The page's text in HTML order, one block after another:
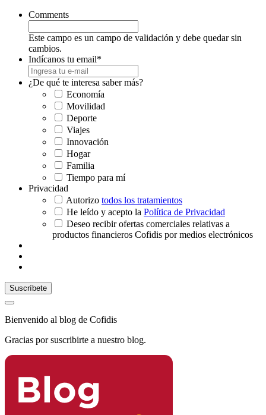
Comments
Este campo es un campo de validación y debe quedar sin
cambios.
Indícanos tu email*
¿De qué te interesa saber más?
Economía
Movilidad
Deporte
Viajes
Innovación
Hogar
Familia
Tiempo para mí
Privacidad
Autorizo todos los tratamientos
He leído y acepto la Política de Privacidad
Deseo recibir ofertas comerciales relativas a
productos financieros Cofidis por medios electrónicos
Bienvenido al blog de Cofidis
Gracias por suscribirte a nuestro blog.